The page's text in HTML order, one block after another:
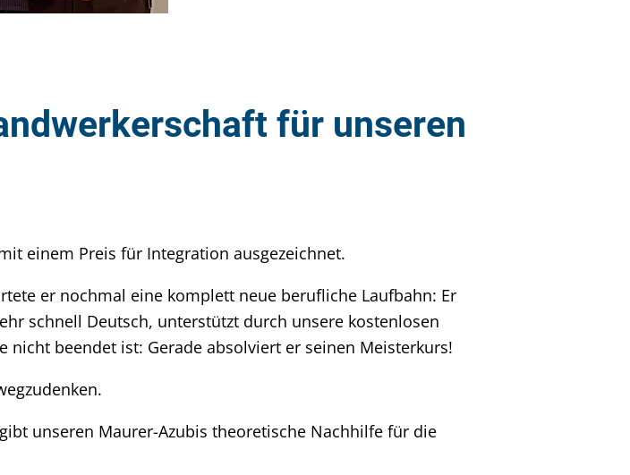
für unseren
einem Preis für Integration ausgezeichnet.
er nochmal eine komplett neue berufliche Laufbahn: Er
schnell Deutsch, unterstützt durch unsere kostenlosen
nicht beendet ist: Gerade absolviert er seinen Meisterkurs!
unseren Maurer-Azubis theoretische Nachhilfe für die